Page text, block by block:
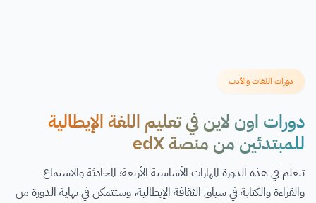
دورات اللغات والأدب
دورات اون لاين في تعليم اللغة الإيطالية
للمبتدئين من منصة edX
تتعلم في هذه الدورة المهارات الأساسية الأربعة؛ المحادثة والاستماع
والقراءة والكتابة في سياق الثقافة الإيطالية، وستتمكن في نهاية الدورة من